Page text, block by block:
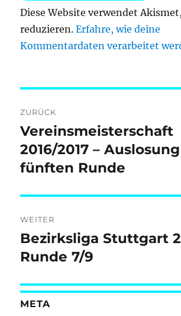
Diese Website verwendet
reduzieren.Erfahre, wie deine
Kommentardaten verarbeitet
ZURÜCK
Vorheriger
Beitrag:
Vereinsmeisterschaft
2016/2017 –
fünften Runde
WEITER
Nächster
Beitrag:
Bezirksliga Stuttgart
Runde 7/9
META